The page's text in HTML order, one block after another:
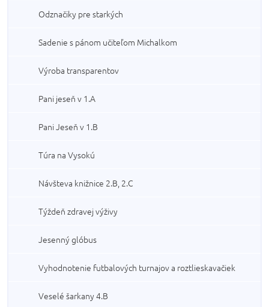
Odznačiky pre starkých
Sadenie s pánom učiteľom Michalkom
Výroba transparentov
Pani jeseň v 1.A
Pani Jeseň v 1.B
Túra na Vysokú
Návšteva knižnice 2.B, 2.C
Týždeň zdravej výživy
Jesenný glóbus
Vyhodnotenie futbalových turnajov a roztlieskavačiek
Veselé šarkany 4.B